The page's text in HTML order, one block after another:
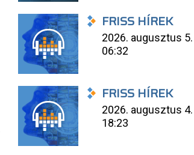
FRISS HÍREK
2026. augusztus 5.
06:32
FRISS HÍREK
2026. augusztus 4.
18:23